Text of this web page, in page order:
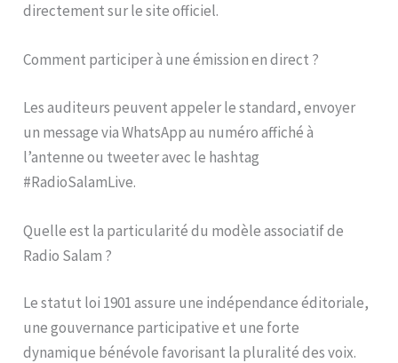
directement sur le site officiel.
Comment participer à une émission en direct ?
Les auditeurs peuvent appeler le standard, envoyer
un message via WhatsApp au numéro affiché à
l’antenne ou tweeter avec le hashtag
#RadioSalamLive.
Quelle est la particularité du modèle associatif de
Radio Salam ?
Le statut loi 1901 assure une indépendance éditoriale,
une gouvernance participative et une forte
dynamique bénévole favorisant la pluralité des voix.